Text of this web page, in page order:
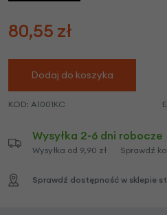
80,55 zł
Dodaj do koszyka
KOD: A1001KC
Wysyłka 2-6 dni robocze
Wysyłka od 9,90 zł Sprawdź
Sprawdź dostępność w sklepie